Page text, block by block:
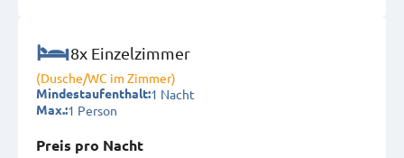
8x Einzelzimmer
(Dusche/WC im Zimmer)
Mindestaufenthalt:1 Nacht
Max.:1 Person
Preis pro Nacht